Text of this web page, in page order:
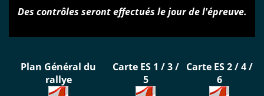
Des contrôles seront effectués le jour de l'épreuve.
Plan Général du
rallye
Carte ES 1 / 3 /
5
Carte ES 2 / 4 /
6